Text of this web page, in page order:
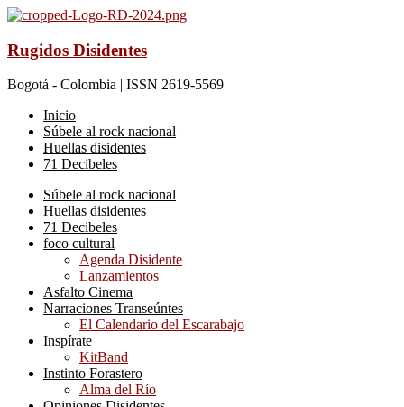
Rugidos Disidentes
Bogotá - Colombia | ISSN 2619-5569
Inicio
Súbele al rock nacional
Huellas disidentes
71 Decibeles
Súbele al rock nacional
Huellas disidentes
71 Decibeles
foco cultural
Agenda Disidente
Lanzamientos
Asfalto Cinema
Narraciones Transeúntes
El Calendario del Escarabajo
Inspírate
KitBand
Instinto Forastero
Alma del Río